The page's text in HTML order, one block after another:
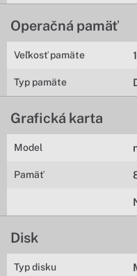
Operačná pamäť
Veľkosť pamäte
Typ pamäte
Grafická karta
Model
Pamäť
Disk
Typ disku